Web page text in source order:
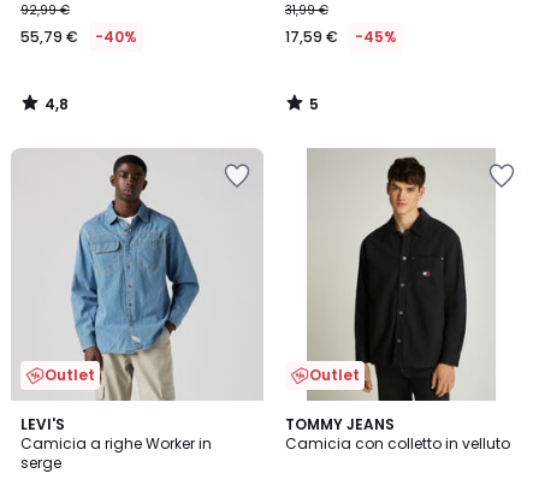
92,99 €
55,79 € -40%
4,8
/
31,99 €
17,59 € -45%
5
/
Outlet
LEVI'S
Camicia a righe Worker in
serge
4,7
/ 5
Outlet
TOMMY JEANS
Camicia con colletto in velluto